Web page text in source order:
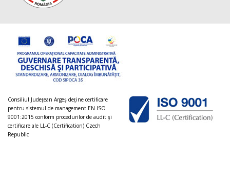
Consiliul Judeţean Argeș deţine certificare
pentru sistemul de management EN ISO
9001:2015 conform procedurilor de audit şi
certificare ale LL-C (Certification) Czech
Republic